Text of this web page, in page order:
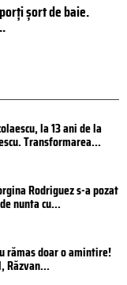
șort de baie.
la 13 ani de la
Transformarea...
Rodriguez s-a pozat
nunta cu...
rămas doar o amintire!
Răzvan...